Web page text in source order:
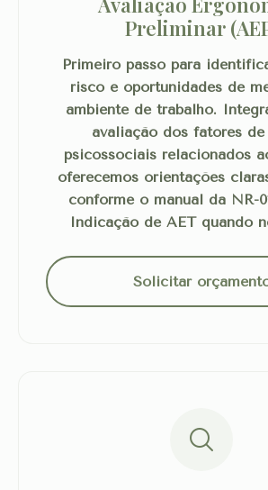
Preliminar
Primeiro passo para
risco e oportunidades de
ambiente de trabalho.
avaliação dos fatores
psicossociais relacionados
oferecemos orientações
conforme o manual da NR-
Indicação de AET quando
Solicitar